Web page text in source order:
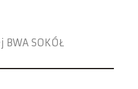
SOKÓŁ